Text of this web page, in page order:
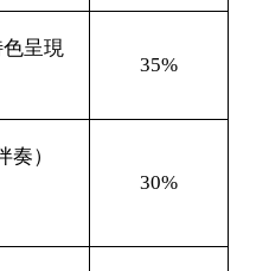
呈現
35%
）
30%